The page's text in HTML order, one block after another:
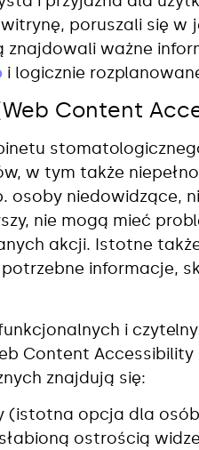
poruszali się w
znajdowali ważne
i logicznie
Content
w tym także
osoby niedowidzące,
nie mogą mieć
akcji. Istotne
informacje,
i
Content Accessibility
znajdują się:
(istotna opcja dla
ostrością